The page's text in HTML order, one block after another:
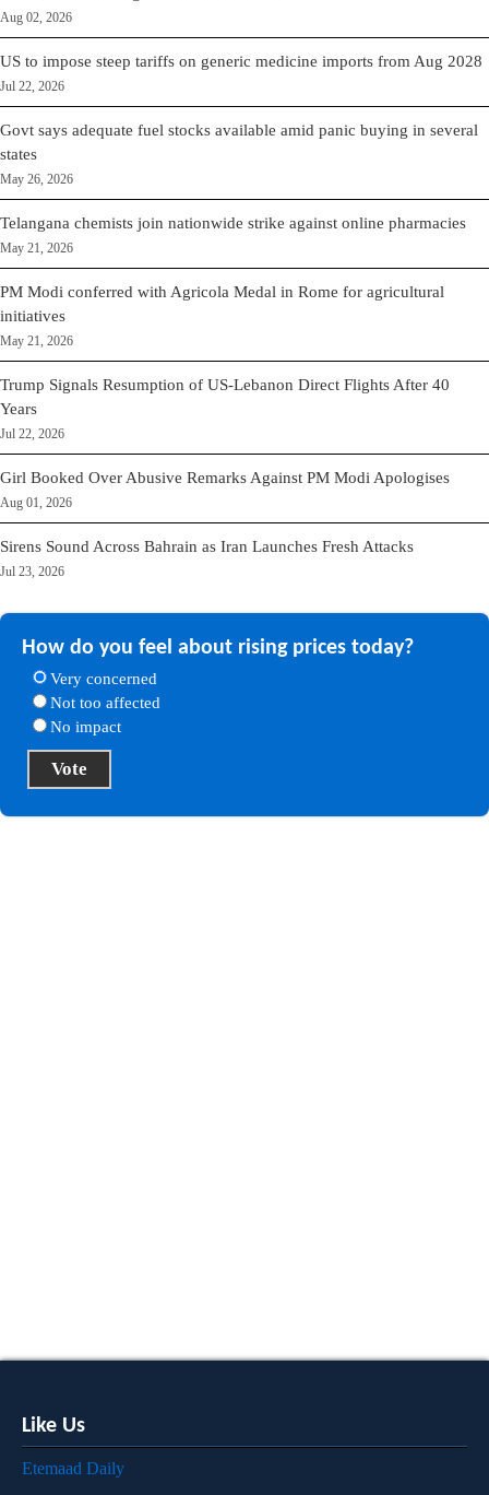
Aug 02, 2026
US to impose steep tariffs on generic medicine imports from Aug 2028
Jul 22, 2026
Govt says adequate fuel stocks available amid panic buying in several
states
May 26, 2026
Telangana chemists join nationwide strike against online pharmacies
May 21, 2026
PM Modi conferred with Agricola Medal in Rome for agricultural
initiatives
May 21, 2026
Trump Signals Resumption of US-Lebanon Direct Flights After 40
Years
Jul 22, 2026
Girl Booked Over Abusive Remarks Against PM Modi Apologises
Aug 01, 2026
Sirens Sound Across Bahrain as Iran Launches Fresh Attacks
Jul 23, 2026
How do you feel about rising prices today?
Very concerned
Not too affected
No impact
Like Us
Etemaad Daily